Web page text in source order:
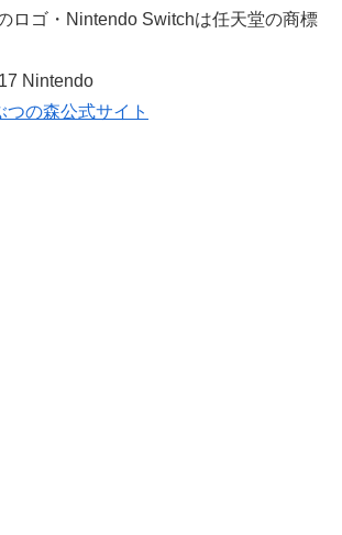
ロゴ・Nintendo Switchは任天堂の商標
Nintendo
つの森公式サイト